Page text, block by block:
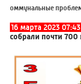
16 марта 2023 07:43
собрали почти